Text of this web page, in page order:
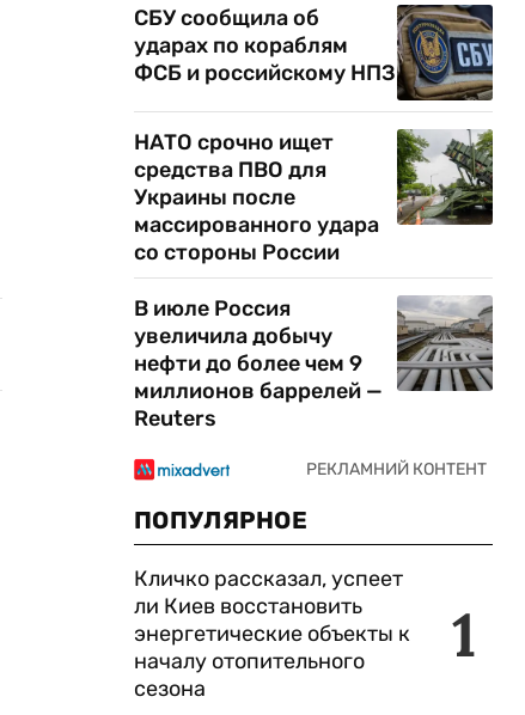
СБУ сообщила об
ударах по кораблям
ФСБ и российскому НПЗ
НАТО срочно ищет
средства ПВО для
Украины после
массированного удара
со стороны России
В июле Россия
увеличила добычу
нефти до более чем 9
миллионов баррелей —
Reuters
ПОПУЛЯРНОЕ
1
Кличко рассказал, успеет
ли Киев восстановить
энергетические объекты к
началу отопительного
сезона